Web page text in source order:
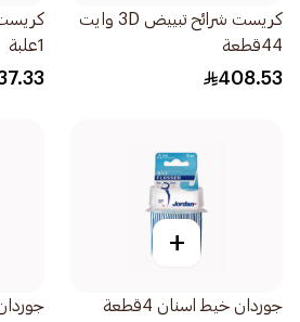
كريست شرائح تبييض 3D وايت
44قطعة
408.53
1علبة
+
جوردان خيط اسنان 4قطعة